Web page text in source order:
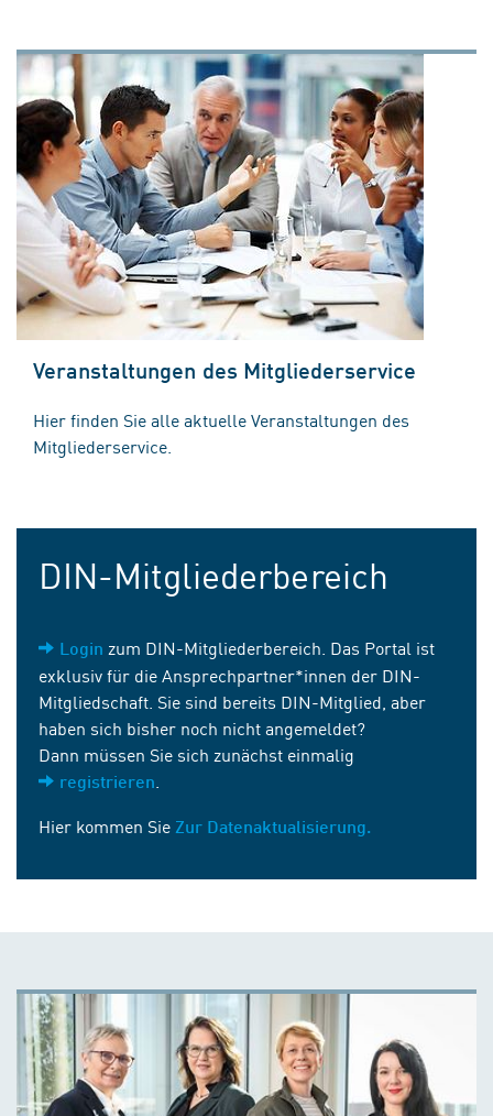
Veranstaltungen des Mitgliederservice
Hier finden Sie alle aktuelle Veranstaltungen des
Mitgliederservice.
DIN-Mitgliederbereich
Login zum DIN-Mitgliederbereich. Das Portal ist
exklusiv für die Ansprechpartner*innen der DIN-
Mitgliedschaft. Sie sind bereits DIN-Mitglied, aber
haben sich bisher noch nicht angemeldet?
Dann müssen Sie sich zunächst einmalig
registrieren
Hier kommen Sie Zur Datenaktualisierung.